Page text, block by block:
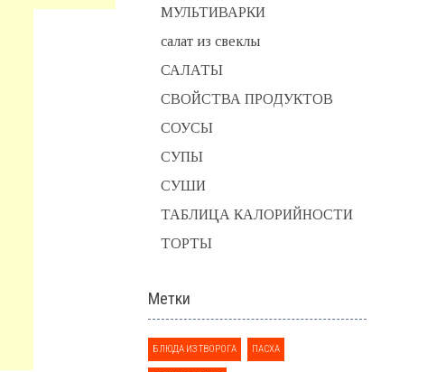
МУЛЬТИВАРКИ
салат из свеклы
САЛАТЫ
СВОЙСТВА ПРОДУКТОВ
СОУСЫ
СУПЫ
СУШИ
ТАБЛИЦА КАЛОРИЙНОСТИ
ТОРТЫ
Метки
БЛЮДА ИЗ ТВОРОГА ПАСХА